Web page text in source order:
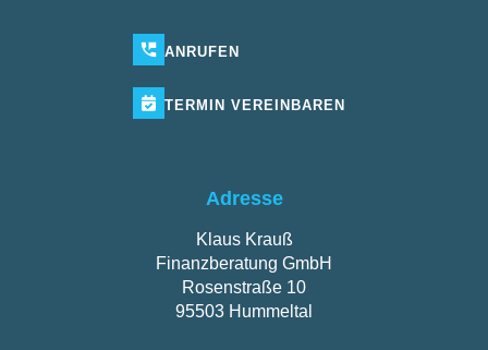
ANRUFEN
TERMIN VEREINBAREN
Adresse
Klaus Krauß
Finanzberatung GmbH
Rosenstraße 10
95503 Hummeltal